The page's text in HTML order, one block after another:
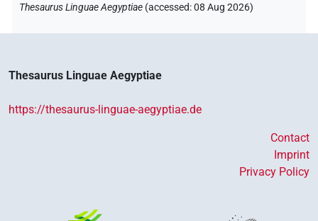
Thesaurus Linguae Aegyptiae (accessed:08 Aug 2026)
Thesaurus Linguae Aegyptiae
https://thesaurus-linguae-aegyptiae.de
Contact
Imprint
Privacy Policy